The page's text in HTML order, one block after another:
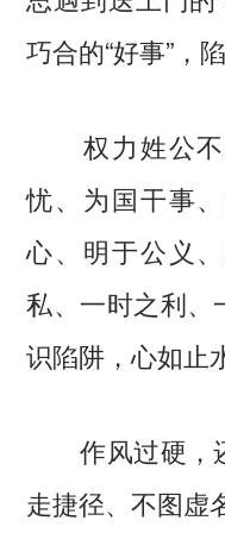
巧合的“好事”，
权力姓公不
忧、为国干事
心、明于公义
私、一时之利、
识陷阱，心如止
作风过硬，
走捷径、不图虚